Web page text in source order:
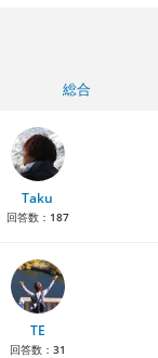
総合
Taku
回答数： 187
TE
回答数： 31